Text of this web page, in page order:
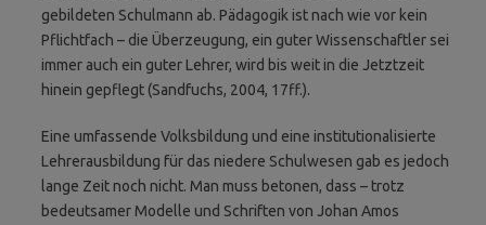
gebildeten Schulmann ab. Pädagogik ist nach wie vor kein
Pflichtfach – die Überzeugung, ein guter Wissenschaftler sei
immer auch ein guter Lehrer, wird bis weit in die Jetztzeit
hinein gepflegt (Sandfuchs, 2004, 17ff.).
Eine umfassende Volksbildung und eine institutionalisierte
Lehrerausbildung für das niedere Schulwesen gab es jedoch
lange Zeit noch nicht. Man muss betonen, dass – trotz
bedeutsamer Modelle und Schriften von Johan Amos